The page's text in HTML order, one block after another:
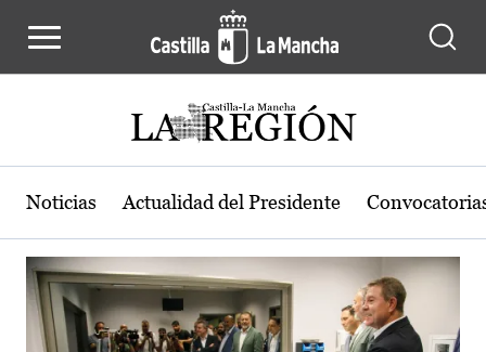
Actualidad de la región de Castilla-
Noticias Actualidad del Presidente